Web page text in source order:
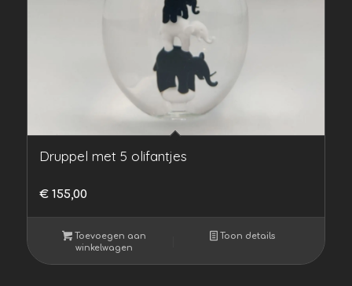
Druppel met 5 olifantjes
€155,00
Toevoegen aan
winkelwagen
Toon details